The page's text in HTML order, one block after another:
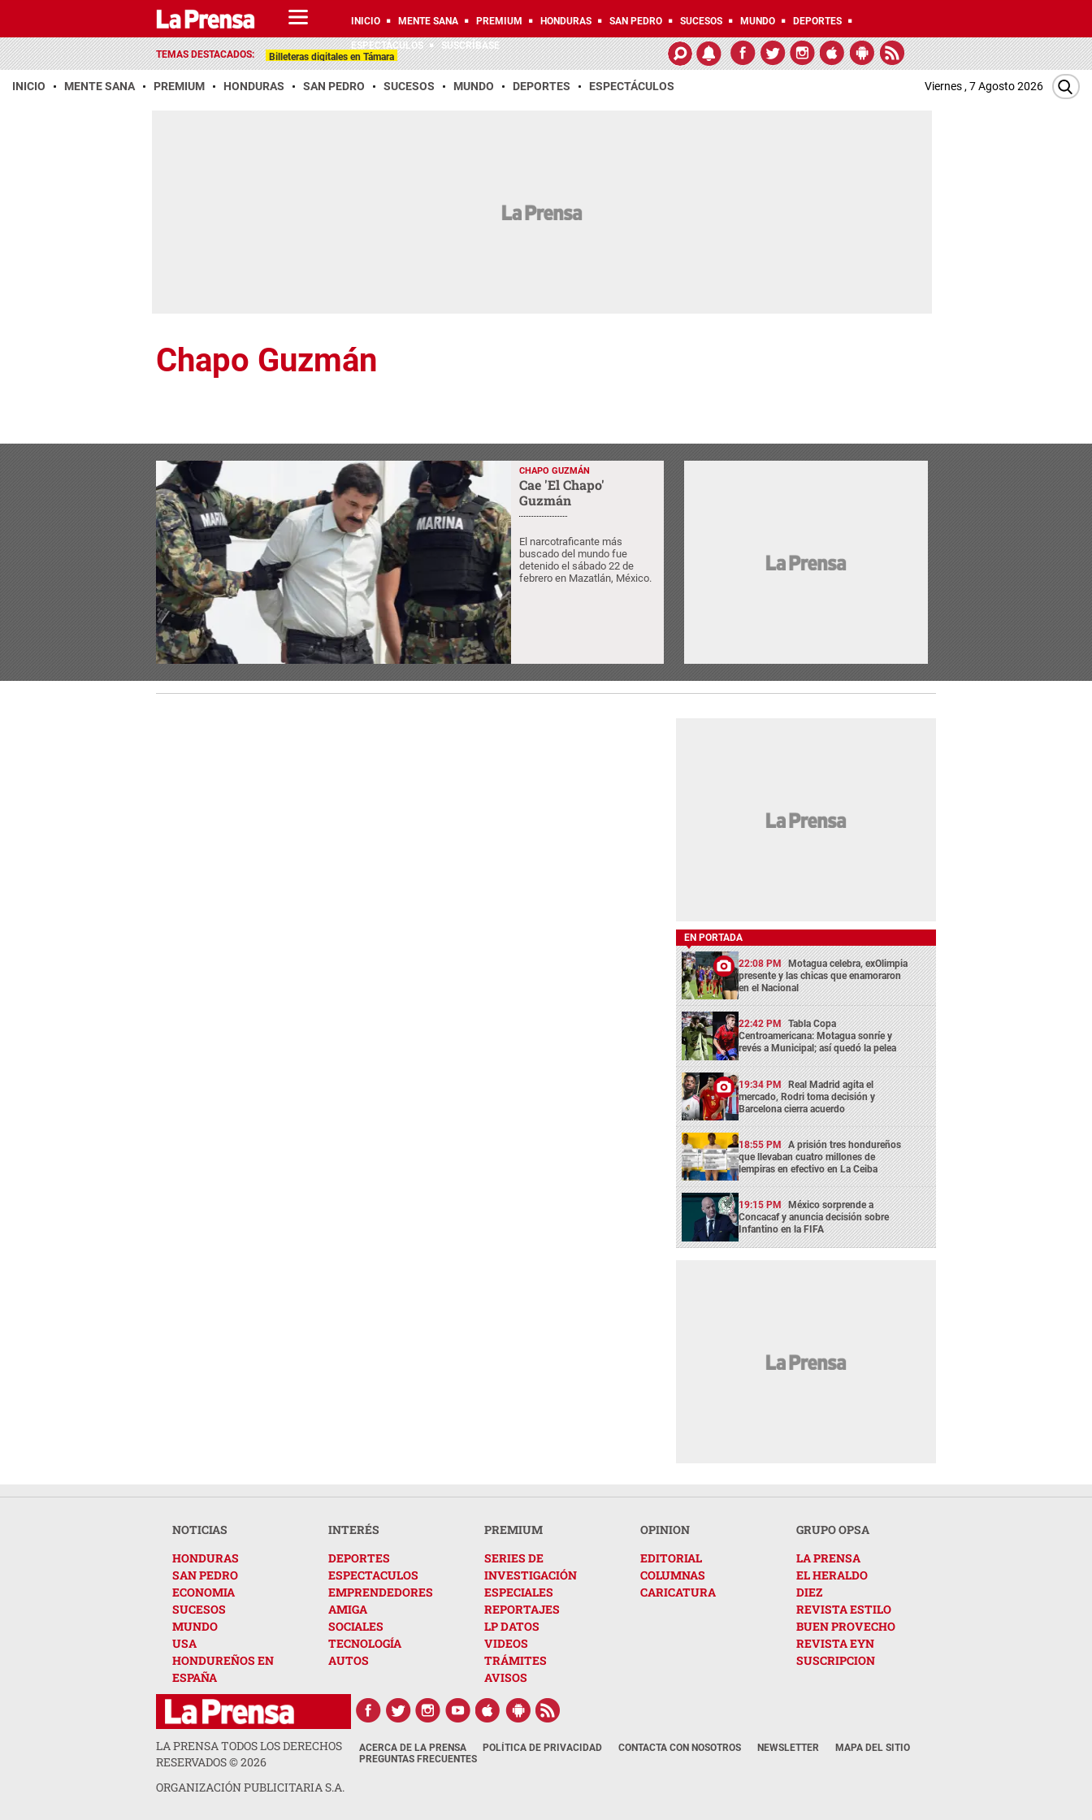
INICIO MENTE SANA PREMIUM HONDURAS SAN PEDRO SUCESOS MUNDO DEPORTES
ESPECTÁCULOS SUSCRÍBASE
TEMAS DESTACADOS: Billeteras digitales en Támara
INICIO MENTE SANA PREMIUM HONDURAS SAN PEDRO SUCESOS MUNDO DEPORTES ESPECTÁCULOS Viernes , 7 Agosto 2026
Chapo Guzmán
CHAPO GUZMÁN
Cae 'El Chapo'
Guzmán
El narcotraficante más
buscado del mundo fue
detenido el sábado 22 de
febrero en Mazatlán, México.
EN PORTADA
22:08 PM Motagua celebra, exOlimpia
presente y las chicas que enamoraron
en el Nacional
22:42 PM Tabla Copa
Centroamericana: Motagua sonríe y
revés a Municipal; así quedó la pelea
19:34 PM Real Madrid agita el
mercado, Rodri toma decisión y
Barcelona cierra acuerdo
18:55 PM A prisión tres hondureños
que llevaban cuatro millones de
lempiras en efectivo en La Ceiba
19:15 PM México sorprende a
Concacaf y anuncia decisión sobre
Infantino en la FIFA
NOTICIAS
HONDURAS
SAN PEDRO
ECONOMIA
SUCESOS
MUNDO
USA
HONDUREÑOS EN
ESPAÑA
INTERÉS
DEPORTES
ESPECTACULOS
EMPRENDEDORES
AMIGA
SOCIALES
TECNOLOGÍA
AUTOS
PREMIUM
SERIES DE
INVESTIGACIÓN
ESPECIALES
REPORTAJES
LP DATOS
VIDEOS
TRÁMITES
AVISOS
OPINION
EDITORIAL
COLUMNAS
CARICATURA
GRUPO OPSA
LA PRENSA
EL HERALDO
DIEZ
REVISTA ESTILO
BUEN PROVECHO
REVISTA EYN
SUSCRIPCION
LA PRENSA TODOS LOS DERECHOS
RESERVADOS ©2026
ORGANIZACIÓN PUBLICITARIA S.A.
ACERCA DE LA PRENSA POLÍTICA DE PRIVACIDAD CONTACTA CON NOSOTROS NEWSLETTER
MAPA DEL SITIO
PREGUNTAS FRECUENTES